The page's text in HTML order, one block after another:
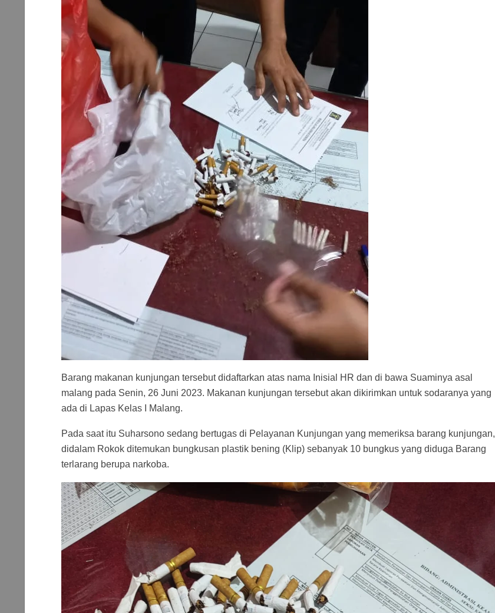
Barang makanan kunjungan tersebut didaftarkan atas nama Inisial HR dan di bawa Suaminya asal
malang pada Senin, 26 Juni 2023. Makanan kunjungan tersebut akan dikirimkan untuk sodaranya yang
ada di Lapas Kelas I Malang.
Pada saat itu Suharsono sedang bertugas di Pelayanan Kunjungan yang memeriksa barang kunjungan,
didalam Rokok ditemukan bungkusan plastik bening (Klip) sebanyak 10 bungkus yang diduga Barang
terlarang berupa narkoba.